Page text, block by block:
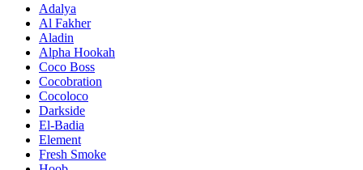
Adalya
Al Fakher
Aladin
Alpha Hookah
Coco Boss
Cocobration
Cocoloco
Darkside
El-Badia
Element
Fresh Smoke